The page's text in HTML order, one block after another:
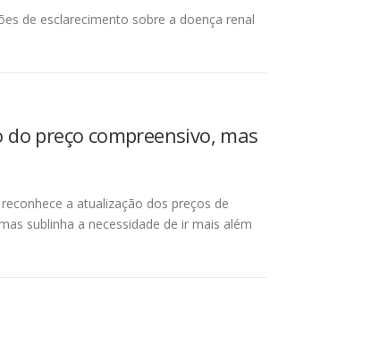
de esclarecimento sobre a doença renal
preço compreensivo, mas
a atualização dos preços de
sublinha a necessidade de ir mais além